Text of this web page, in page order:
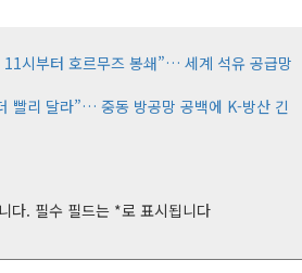
시부터 호르무즈 봉쇄”… 세계 석유 공급망
빨리 달라”… 중동 방공망 공백에 K-방산 긴
다. 필수 필드는 *로 표시됩니다